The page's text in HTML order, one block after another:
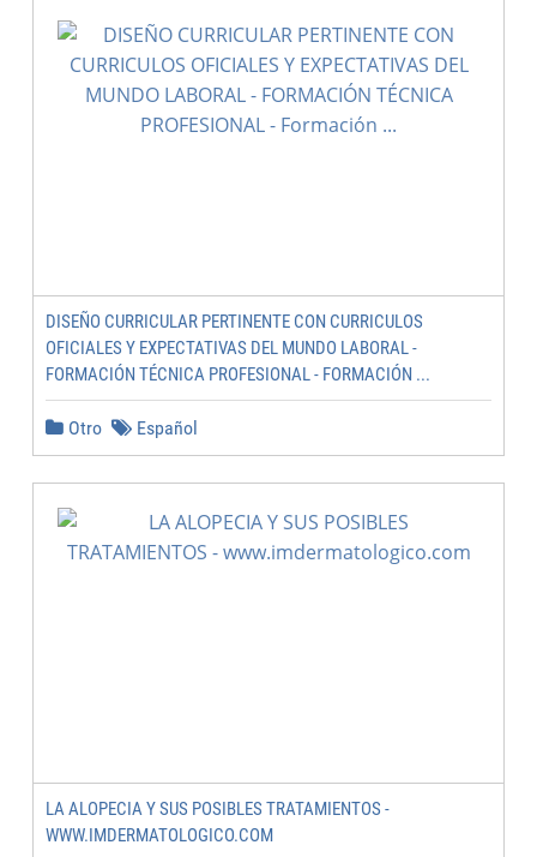
DISEÑO CURRICULAR PERTINENTE CON CURRICULOS
OFICIALES Y EXPECTATIVAS DEL MUNDO LABORAL -
FORMACIÓN TÉCNICA PROFESIONAL - FORMACIÓN ...
Otro Español
LA ALOPECIA Y SUS POSIBLES TRATAMIENTOS -
WWW.IMDERMATOLOGICO.COM